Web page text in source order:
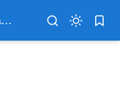
Infoterio - Noticias científicas que explican el mundo